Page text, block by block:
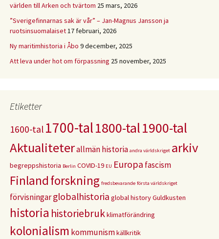
världen till Arken och tvärtom 25 mars, 2026
”Sverigefinnarnas sak är vår” – Jan-Magnus Jansson ja
ruotsinsuomalaiset17 februari, 2026
Ny maritimhistoria i Åbo 9 december, 2025
Att leva under hot om förpassning 25 november, 2025
Etiketter
1600-tal 1700-tal1800-tal1900-tal
Aktualiteterallmän historia andra världskriget arkiv
begreppshistoria Berlin COVID-19 EU Europa fascism
Finlandforskning fredsbevarande första världskriget
förvisningarglobalhistoria global historyGuldkusten
historia historiebrukklimatförändring
kolonialism kommunismkällkritik